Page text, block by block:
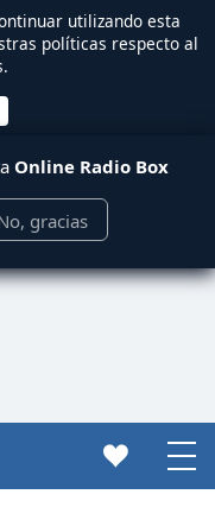
utilizando esta
políticas respecto al
Online Radio Box
gracias